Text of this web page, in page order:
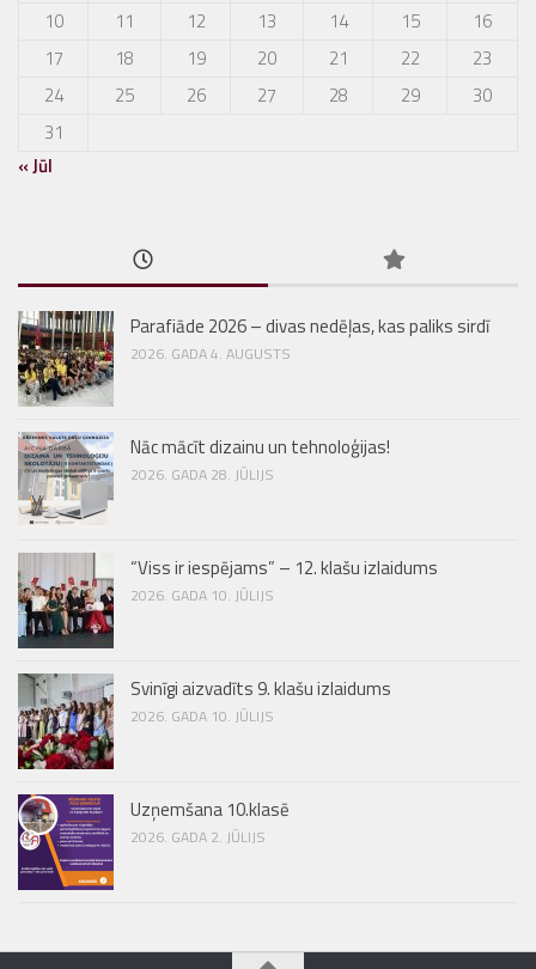
10
11 12 13 14 15
16
17
18 19 20 21 22
23
24
25 26 27 28 29
30
31
« Jūl
Parafiāde 2026 – divas nedēļas, kas paliks sirdī
2026. GADA 4. AUGUSTS
Nāc mācīt dizainu un tehnoloģijas!
2026. GADA 28. JŪLIJS
“Viss ir iespējams” – 12. klašu izlaidums
2026. GADA 10. JŪLIJS
Svinīgi aizvadīts 9. klašu izlaidums
2026. GADA 10. JŪLIJS
Uzņemšana 10.klasē
2026. GADA 2. JŪLIJS